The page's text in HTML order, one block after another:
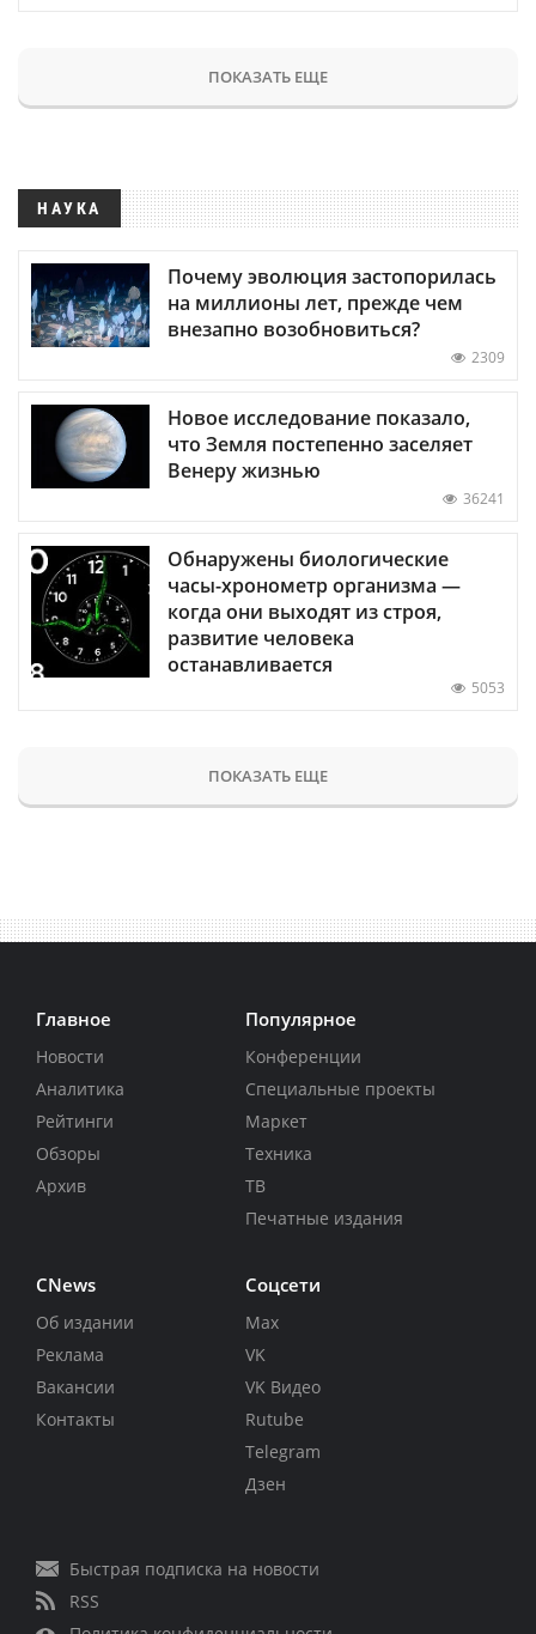
ПОКАЗАТЬ ЕЩЕ
НАУКА
Почему эволюция застопорилась
на миллионы лет, прежде чем
внезапно возобновиться?
2309
Новое исследование показало,
что Земля постепенно заселяет
Венеру жизнью
36241
Обнаружены биологические
часы-хронометр организма —
когда они выходят из строя,
развитие человека
останавливается
5053
ПОКАЗАТЬ ЕЩЕ
Главное
Новости
Аналитика
Рейтинги
Обзоры
Архив
Популярное
Конференции
Специальные проекты
Маркет
Техника
ТВ
Печатные издания
CNews
Об издании
Реклама
Вакансии
Контакты
Соцсети
Max
VK
VK Видео
Rutube
Telegram
Дзен
Быстрая подписка на новости
RSS